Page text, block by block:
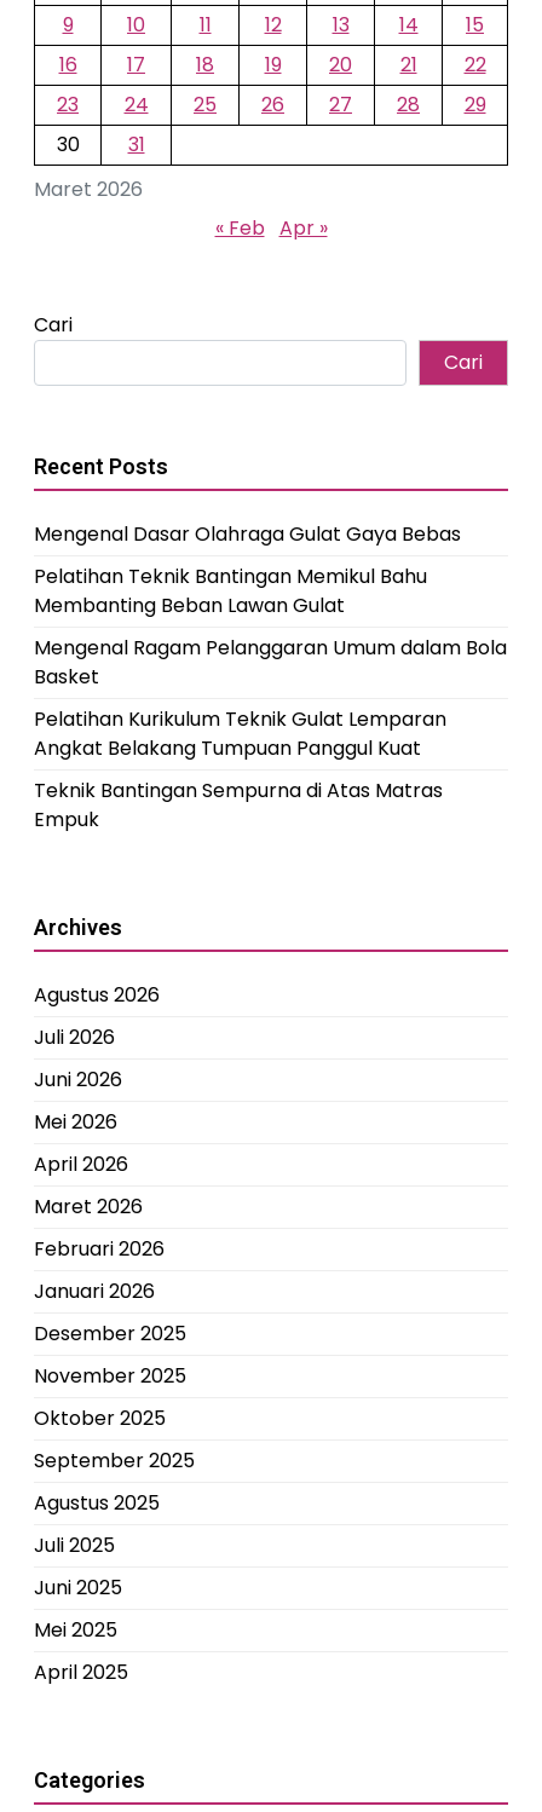
Maret 2026
9
10 11 12 13 14
15
16
17 18 19 20 21
22
23
24 25 26 27 28
29
30
31
« Feb Apr »
Cari
Cari
Recent Posts
Mengenal Dasar Olahraga Gulat Gaya Bebas
Pelatihan Teknik Bantingan Memikul Bahu
Membanting Beban Lawan Gulat
Mengenal Ragam Pelanggaran Umum dalam Bola
Basket
Pelatihan Kurikulum Teknik Gulat Lemparan
Angkat Belakang Tumpuan Panggul Kuat
Teknik Bantingan Sempurna di Atas Matras
Empuk
Archives
Agustus 2026
Juli 2026
Juni 2026
Mei 2026
April 2026
Maret 2026
Februari 2026
Januari 2026
Desember 2025
November 2025
Oktober 2025
September 2025
Agustus 2025
Juli 2025
Juni 2025
Mei 2025
April 2025
Categories